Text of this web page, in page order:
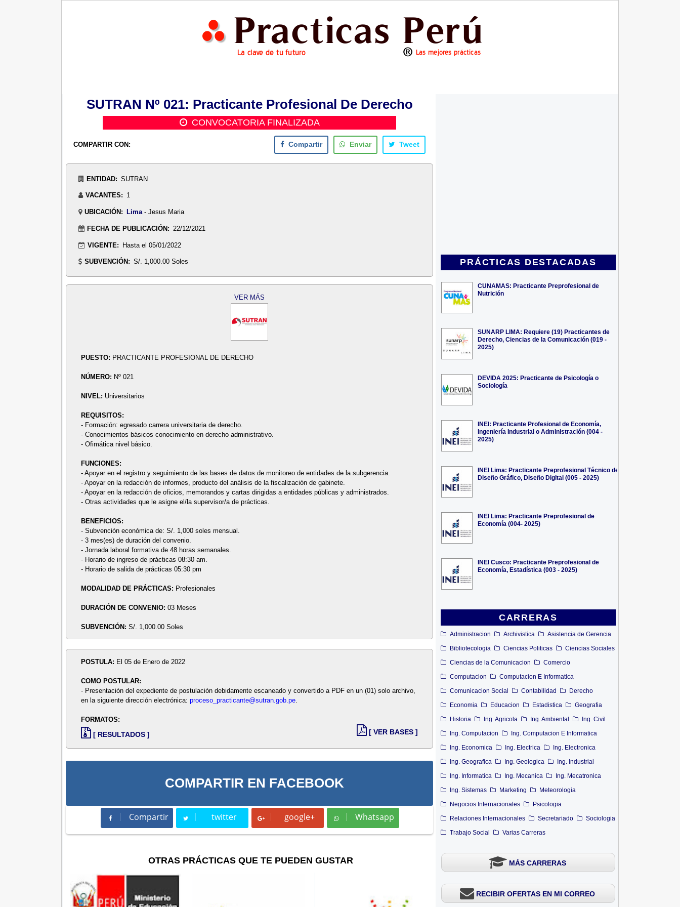
PRÁCTICAS DESTACADAS
CUNAMAS: Practicante Preprofesional de
Nutrición
SUNARP LIMA: Requiere (19) Practicantes de
Derecho, Ciencias de la Comunicación (019 -
2025)
DEVIDA 2025: Practicante de Psicología o
Sociología
INEI: Practicante Profesional de Economía,
Ingeniería Industrial o Administración (004 -
2025)
INEI Lima: Practicante Preprofesional Técnico de
Diseño Gráfico, Diseño Digital (005 - 2025)
INEI Lima: Practicante Preprofesional de
Economía (004- 2025)
INEI Cusco: Practicante Preprofesional de
Economía, Estadística (003 - 2025)
CARRERAS
Administracion Archivistica
Asistencia de Gerencia
Bibliotecologia
Ciencias Politicas
Ciencias Sociales
Ciencias de la Comunicacion
Comercio
Computacion
Computacion E Informatica
Comunicacion Social
Contabilidad
Derecho
Economia
Educacion Estadistica
Geografia
Historia
Ing. Agricola Ing. Ambiental
Ing. Civil
Ing. Computacion
Ing. Computacion E Informatica
Ing. Economica
Ing. Electrica
Ing. Electronica
Ing. Geografica
Ing. Geologica
Ing. Industrial
Ing. Informatica
Ing. Mecanica
Ing. Mecatronica
Ing. Sistemas
Marketing
Meteorologia
Negocios Internacionales
Psicologia
Relaciones Internacionales
Secretariado
Sociologia
Trabajo Social
Varias Carreras
MÁS CARRERAS
RECIBIR OFERTAS EN MI CORREO
SUTRAN Nº 021: Practicante Profesional De Derecho
CONVOCATORIA FINALIZADA
COMPARTIR CON: Compartir Enviar Tweet
ENTIDAD: SUTRAN
VACANTES: 1
UBICACIÓN: Lima- Jesus Maria
FECHA DE PUBLICACIÓN: 22/12/2021
VIGENTE: Hasta el 05/01/2022
SUBVENCIÓN: S/. 1,000.00 Soles
VER MÁS
PUESTO: PRACTICANTE PROFESIONAL DE DERECHO
NÚMERO: Nº 021
NIVEL: Universitarios
REQUISITOS:
- Formación: egresado carrera universitaria de derecho.
- Conocimientos básicos conocimiento en derecho administrativo.
- Ofimática nivel básico.
FUNCIONES:
- Apoyar en el registro y seguimiento de las bases de datos de monitoreo de entidades de la subgerencia.
- Apoyar en la redacción de informes, producto del análisis de la fiscalización de gabinete.
- Apoyar en la redacción de oficios, memorandos y cartas dirigidas a entidades públicas y administrados.
- Otras actividades que le asigne el/la supervisor/a de prácticas.
BENEFICIOS:
- Subvención económica de: S/. 1,000 soles mensual.
- 3 mes(es) de duración del convenio.
- Jornada laboral formativa de 48 horas semanales.
- Horario de ingreso de prácticas 08:30 am.
- Horario de salida de prácticas 05:30 pm
MODALIDAD DE PRÁCTICAS: Profesionales
DURACIÓN DE CONVENIO:03 Meses
SUBVENCIÓN:S/. 1,000.00 Soles
POSTULA: El 05 de Enero de 2022
COMO POSTULAR:
- Presentación del expediente de postulación debidamente escaneado y convertido a PDF en un (01) solo archivo,
en la siguiente dirección electrónica:proceso_practicante@sutran.gob.pe
FORMATOS:
[ RESULTADOS ] [ VER BASES ]
COMPARTIR EN FACEBOOK
Compartir
Compartir twitter
Tweet google+ Whatsapp
Whatsapp
OTRAS PRÁCTICAS QUE TE PUEDEN GUSTAR